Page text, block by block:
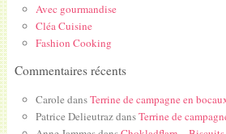
Avec gourmandise
Cléa Cuisine
Fashion Cooking
Commentaires récents
Carole dansTerrine de campagne en
Patrice DelieutrazdansTerrine de